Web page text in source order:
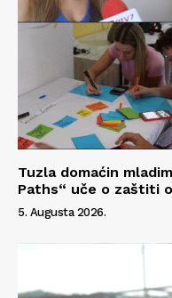
Tuzla domaćin
Paths“ uče o zaštiti
5. Augusta 2026.